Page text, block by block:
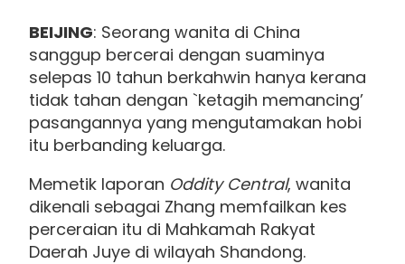
BEIJING: Seorang wanita di China
sanggup bercerai dengan suaminya
selepas 10 tahun berkahwin hanya kerana
tidak tahan dengan `ketagih memancing’
pasangannya yang mengutamakan hobi
itu berbanding keluarga.
Memetik laporan Oddity Central, wanita
dikenali sebagai Zhang memfailkan kes
perceraian itu di Mahkamah Rakyat
Daerah Juye di wilayah Shandong.